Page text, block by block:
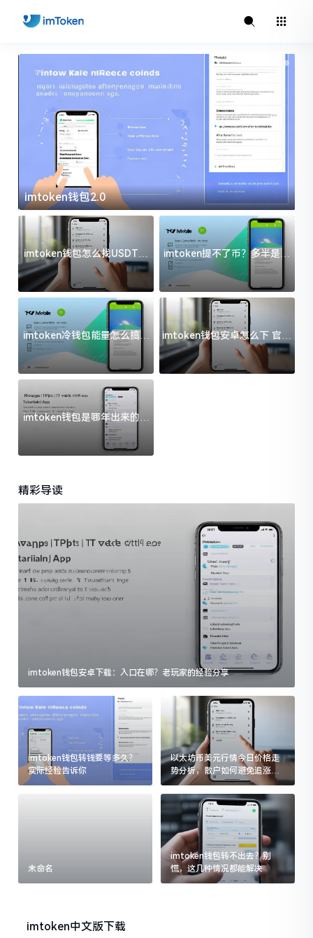
imtoken钱包2.0
imtoken钱包怎么找USDT地
址？三步搞定不踩坑
imtoken提不了币？多半是这
几件事没处理好
imtoken冷钱包能量怎么搞？
过来人告诉你门道
imtoken钱包安卓怎么下 官方
渠道避坑指南
imtoken钱包是哪年出来的？
一文给你说清楚
精彩导读
imtoken钱包安卓下载：入口在哪？老玩家的经验分享
imtoken钱包转钱要等多久？
实际经验告诉你
以太坊币美元行情今日价格走
势分析，散户如何避免追涨杀
跌被套牢
未命名
imtoken钱包转不出去？别
慌，这几种情况都能解决
imtoken中文版下载